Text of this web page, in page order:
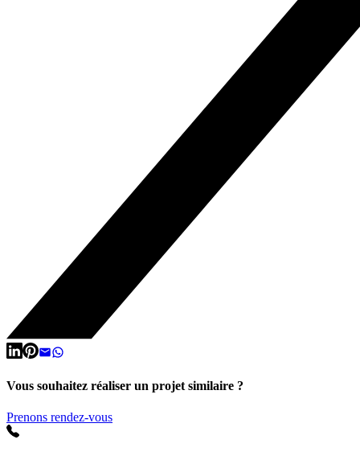
Vous souhaitez réaliser un projet similaire ?
Prenons rendez-vous